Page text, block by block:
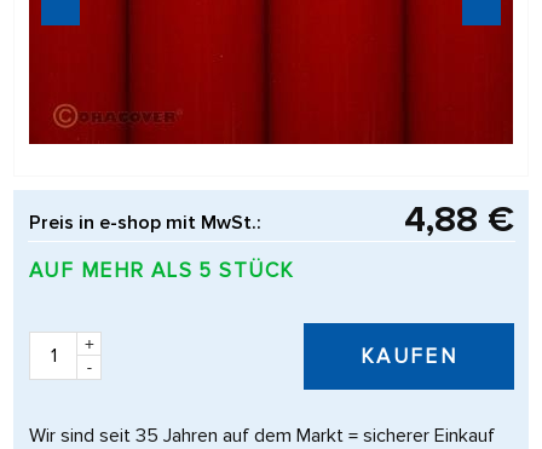
Preis in e-shop mit MwSt.: 4,88 €
AUF MEHR ALS 5 STÜCK
+
-
KAUFEN
Wir sind seit 35 Jahren auf dem Markt = sicherer Einkauf